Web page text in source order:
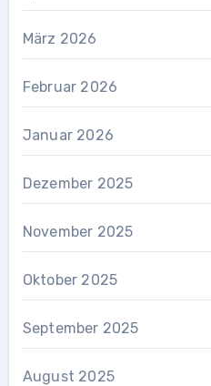
März 2026
Februar 2026
Januar 2026
Dezember 2025
November 2025
Oktober 2025
September 2025
August 2025